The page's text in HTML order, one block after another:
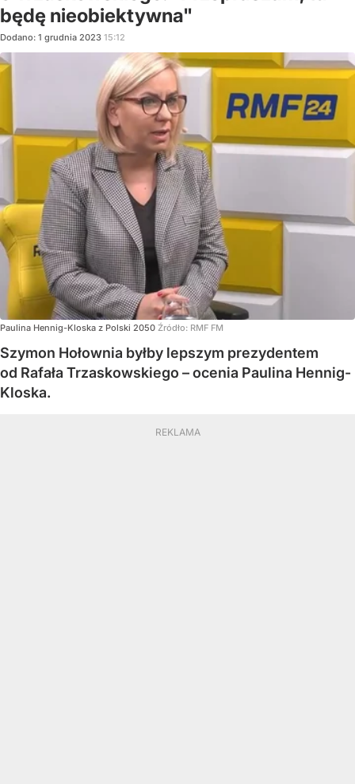
będę nieobiektywna"
Dodano: 1 grudnia 2023 15:12
Paulina Hennig-Kloska z Polski 2050 Źródło: RMF FM
Szymon Hołownia byłby lepszym prezydentem
od Rafała Trzaskowskiego – ocenia Paulina Hennig-
Kloska.